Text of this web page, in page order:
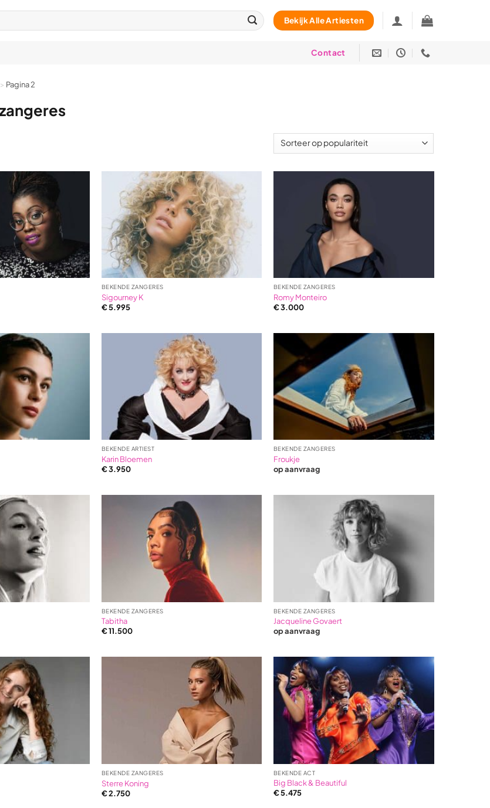
Bekijk Alle Artiesten
Contact
> Pagina 2
BEKENDE ZANGERES
Sigourney K
€5.995
BEKENDE ZANGERES
Romy Monteiro
€3.000
BEKENDE ARTIEST
Karin Bloemen
€3.950
BEKENDE ZANGERES
Froukje
op aanvraag
BEKENDE ZANGERES
Tabitha
€11.500
BEKENDE ZANGERES
Jacqueline Govaert
op aanvraag
BEKENDE ZANGERES
Sterre Koning
€2.750
BEKENDE ACT
Big Black & Beautiful
€5.475